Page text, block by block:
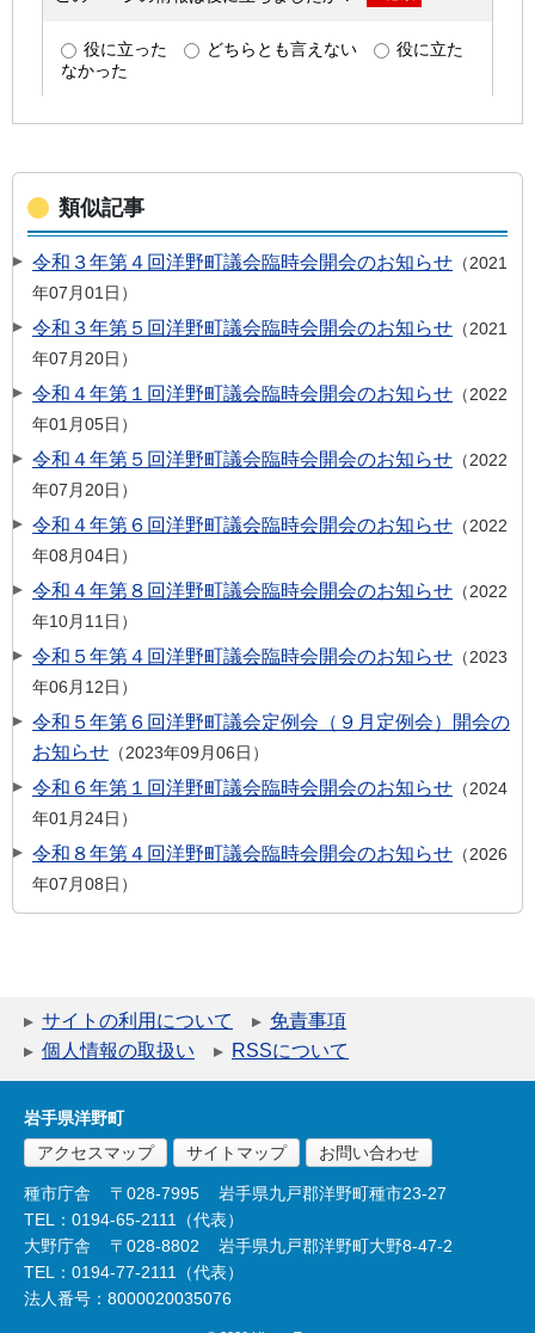
類似記事
令和３年第４回洋野町議会臨時会開会のお知らせ
2021
年07月01日
令和３年第５回洋野町議会臨時会開会のお知らせ
2021
年07月20日
令和４年第１回洋野町議会臨時会開会のお知らせ
2022
年01月05日
令和４年第５回洋野町議会臨時会開会のお知らせ
2022
年07月20日
令和４年第６回洋野町議会臨時会開会のお知らせ
2022
年08月04日
令和４年第８回洋野町議会臨時会開会のお知らせ
2022
年10月11日
令和５年第４回洋野町議会臨時会開会のお知らせ
2023
年06月12日
令和５年第６回洋野町議会定例会（９月定例会）開会の
お知らせ
2023年09月06日
令和６年第１回洋野町議会臨時会開会のお知らせ
2024
年01月24日
令和８年第４回洋野町議会臨時会開会のお知らせ
2026
年07月08日
サイトの利用について
免責事項
個人情報の取扱い
RSSについて
岩手県洋野町
アクセスマップ
サイトマップ お問い合わせ
種市庁舎 〒028-7995
岩手県九戸郡洋野町種市23-27
TEL：0194-65-2111（代表）
大野庁舎
〒028-8802
岩手県九戸郡洋野町大野8-47-2
TEL：0194-77-2111（代表）
法人番号：8000020035076